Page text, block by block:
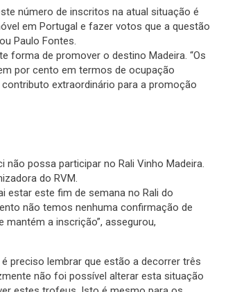
número de inscritos na atual situação é
em Portugal e fazer votos que a questão
Paulo Fontes.
forma de promover o destino Madeira. “Os
por cento em termos de ocupação
extraordinário para a promoção
possa participar no Rali Vinho Madeira.
do RVM.
estar este fim de semana no Rali do
não temos nenhuma confirmação de
a inscrição”, assegurou,
preciso lembrar que estão a decorrer três
não foi possível alterar esta situação